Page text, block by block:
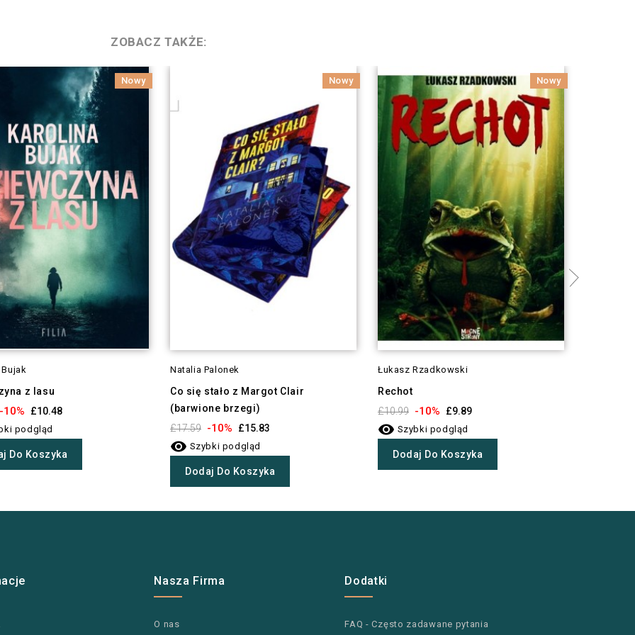
ZOBACZ TAKŻE:
Nowy
z lasu
-10% £10.48
podgląd
Do Koszyka
Nowy
Natalia Palonek
Co się stało z Margot Clair
(barwione brzegi)
£17.59 -10% £15.83
 Szybki podgląd
Dodaj Do Koszyka
Nowy
Łukasz Rzadkowski
Rechot
£10.99 -10% £9.89
 Szybki podgląd
Dodaj Do Koszyka
Nasza Firma
O nas
Dodatki
FAQ - Często zadawane pytania